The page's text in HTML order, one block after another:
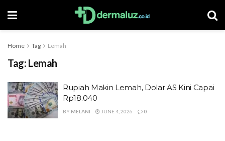
Home Tag Lemah
Tag: Lemah
Rupiah Makin Lemah, Dolar AS Kini Capai
Rp18.040
BY MELANI JUNE 4, 2026 0